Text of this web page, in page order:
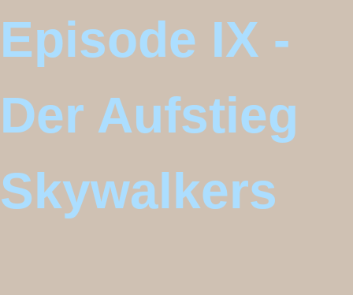
Episode IX -
Der Aufstieg
Skywalkers